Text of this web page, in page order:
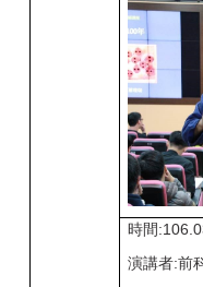
時間
演講者:前